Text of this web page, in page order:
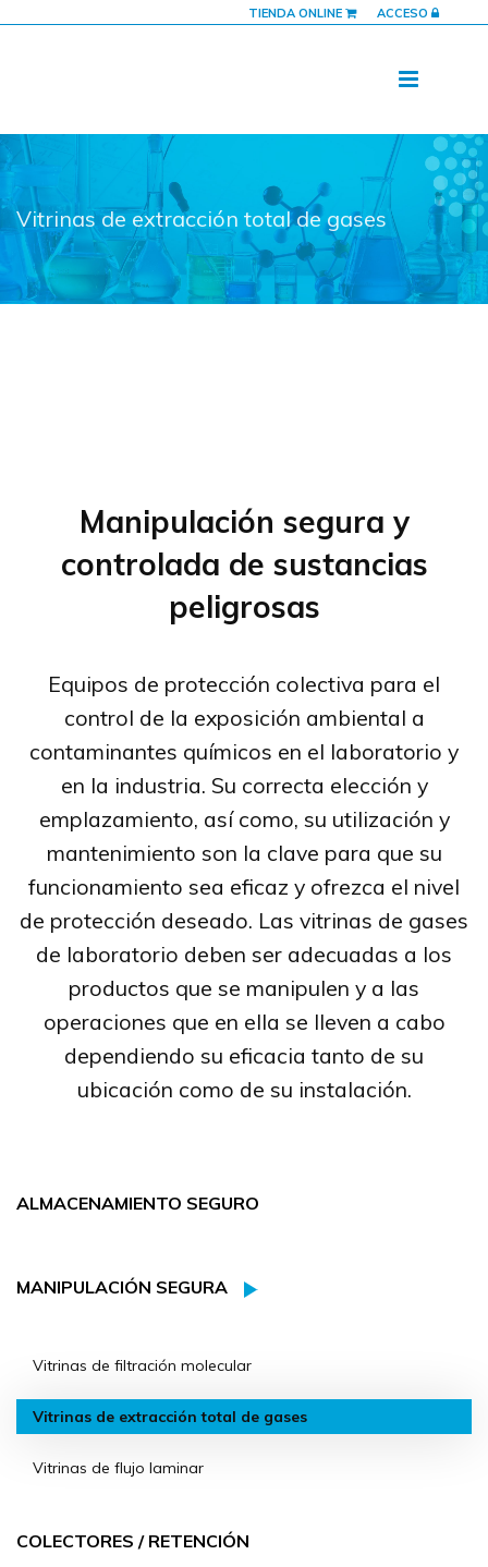
TIENDA ONLINE ACCESO
Vitrinas de extracción total de gases
Manipulación segura y
controlada de sustancias
peligrosas
Equipos de protección colectiva para el
control de la exposición ambiental a
contaminantes químicos en el laboratorio y
en la industria. Su correcta elección y
emplazamiento, así como, su utilización y
mantenimiento son la clave para que su
funcionamiento sea eficaz y ofrezca el nivel
de protección deseado. Las vitrinas de gases
de laboratorio deben ser adecuadas a los
productos que se manipulen y a las
operaciones que en ella se lleven a cabo
dependiendo su eficacia tanto de su
ubicación como de su instalación.
ALMACENAMIENTO SEGURO
MANIPULACIÓN SEGURA
Vitrinas de filtración molecular
Vitrinas de extracción total de gases
Vitrinas de flujo laminar
COLECTORES / RETENCIÓN